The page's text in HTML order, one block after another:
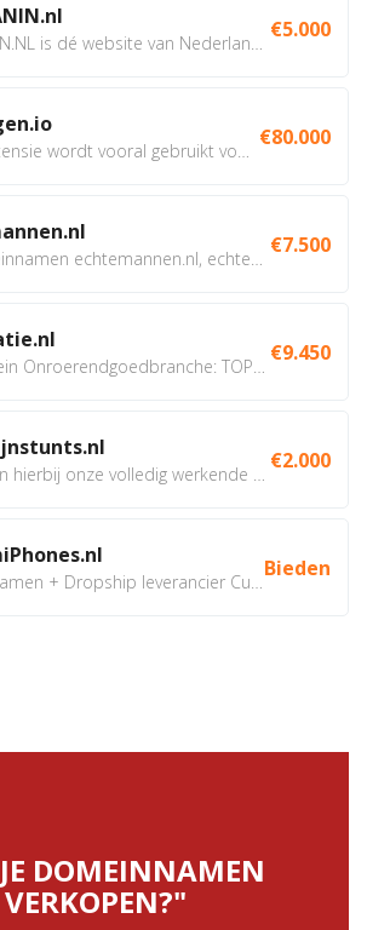
€5.000
€80.000
€7.500
€9.450
€2.000
Bieden
DOMEINNAMEN
VERKOPEN?"